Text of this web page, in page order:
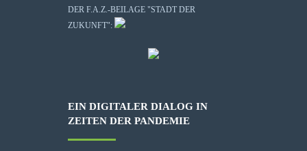
DER F.A.Z.-BEILAGE "STADT DER
ZUKUNFT":
EIN DIGITALER DIALOG IN
ZEITEN DER PANDEMIE